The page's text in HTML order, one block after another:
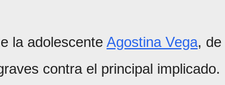
la adolescente Agostina Vega, de
contra el principal implicado.